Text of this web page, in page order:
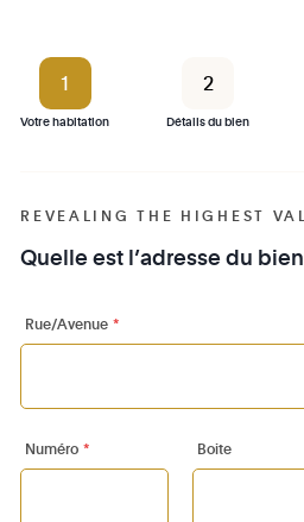
1
Votre habitation
2
Détails du bien
REVEALING THE HIGHEST
Quelle est l’adresse du
Rue/Avenue *
Numéro * Boite